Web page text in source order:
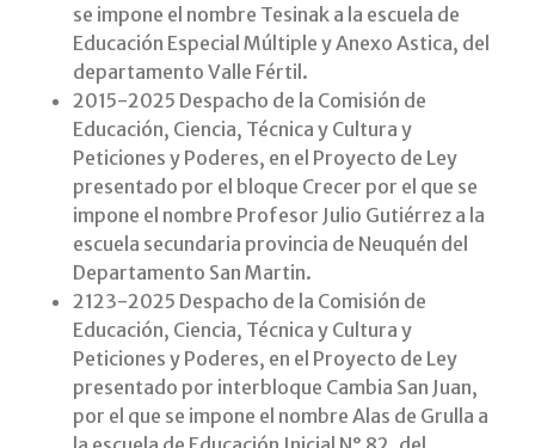
se impone el nombre Tesinak a la escuela de
Educación Especial Múltiple y Anexo Astica, del
departamento Valle Fértil.
2015-2025 Despacho de la Comisión de
Educación, Ciencia, Técnica y Cultura y
Peticiones y Poderes, en el Proyecto de Ley
presentado por el bloque Crecer por el que se
impone el nombre Profesor Julio Gutiérrez a la
escuela secundaria provincia de Neuquén del
Departamento San Martin.
2123-2025 Despacho de la Comisión de
Educación, Ciencia, Técnica y Cultura y
Peticiones y Poderes, en el Proyecto de Ley
presentado por interbloque Cambia San Juan,
por el que se impone el nombre Alas de Grulla a